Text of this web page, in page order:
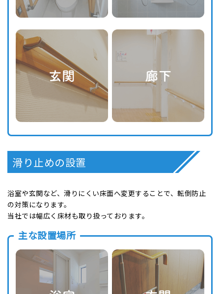
滑り止めの設置
浴室や玄関など、滑りにくい床面へ変更することで、転倒防止
の対策になります。
当社では幅広く床材も取り扱っております。
主な設置場所